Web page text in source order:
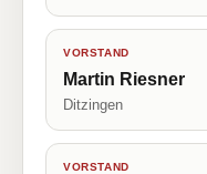
VORSTAND
Martin Riesner
Ditzingen
VORSTAND